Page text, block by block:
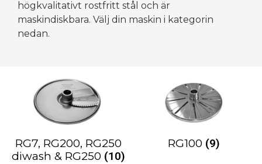
högkvalitativt rostfritt stål och är
maskindiskbara. Välj din maskin i kategorin
nedan.
RG7, RG200, RG250
diwash & RG250 (10)
RG100 (9)